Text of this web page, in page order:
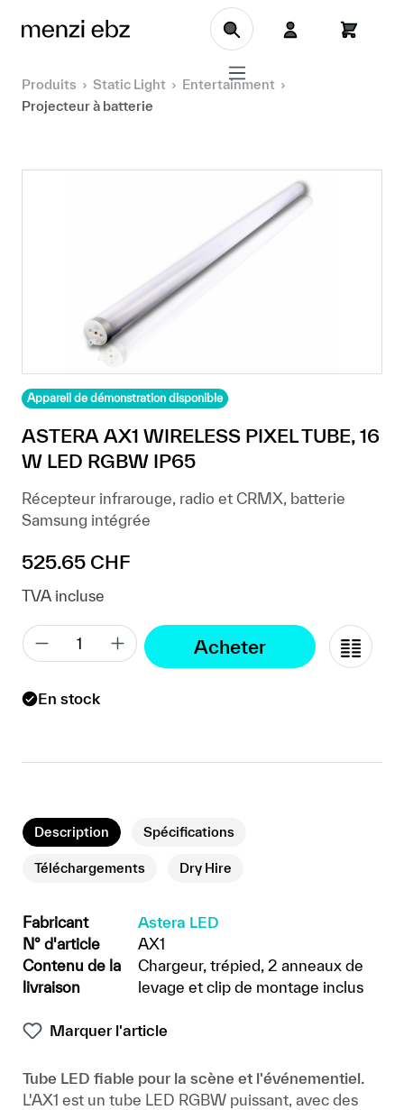
Aller au contenu principal
Produits Static Light
Entertainment
Projecteur à batterie
Appareil de démonstration disponible
ASTERA AX1 WIRELESS PIXEL TUBE, 16
W LED RGBW IP65
Récepteur infrarouge, radio et CRMX, batterie
Samsung intégrée
Prix régulier :
525.65 CHF
TVA incluse
Acheter
En stock
Description Spécifications
Téléchargements Dry Hire
Fabricant
Astera LED
N° d'article
AX1
Contenu de la
livraison
Chargeur, trépied, 2 anneaux de
levage et clip de montage inclus
Marquer l'article
Tube LED fiable pour la scène et l'événementiel.
L'AX1 est un tube LED RGBW puissant, avec des